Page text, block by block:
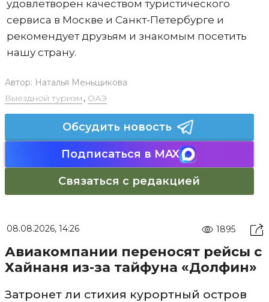
удовлетворен качеством туристического
сервиса в Москве и Санкт-Петербурге и
рекомендует друзьям и знакомым посетить
нашу страну.
Автор: Наталья Меньщикова
Выездной туризм , ОАЭ
Обсудить новость
Подписаться в MAX
Связаться с редакцией
08.08.2026, 14:26 1895
Авиакомпании переносят рейсы с
Хайнаня из-за тайфуна «Долфин»
Затронет ли стихия курортный остров